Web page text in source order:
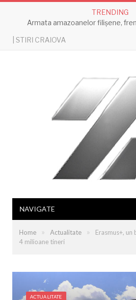
TRENDING
Armata amazoanelor filișene,
| STIRI CRAIOVA
NAVIGATE
Home » Actualitate »
Erasmus+,
4 milioane tineri
ACTUALITATE